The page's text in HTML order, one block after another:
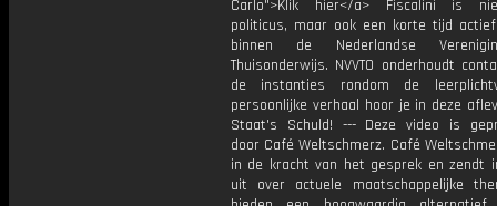
Carlo">Klik hier</a> Fiscalini is
politicus, maar ook een korte tijd
binnen de Nederlandse
Thuisonderwijs. NVVTO onderhoudt
de instanties rondom de
persoonlijke verhaal hoor je in deze
Staat's Schuld! --- Deze video is
door Café Weltschmerz. Café
in de kracht van het gesprek en zendt
uit over actuele maatschappelijke